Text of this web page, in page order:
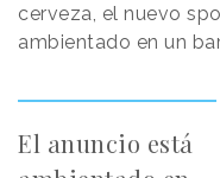
cerveza, el nuevo
ambientado en un
El anuncio está